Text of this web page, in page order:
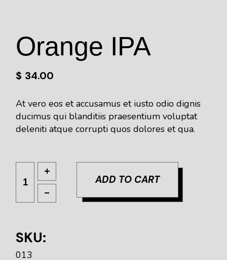
Orange IPA
$ 34.00
At vero eos et accusamus et iusto odio dignis
ducimus qui blanditiis praesentium voluptat
deleniti atque corrupti quos dolores et qua.
ADD TO CART
SKU:
013